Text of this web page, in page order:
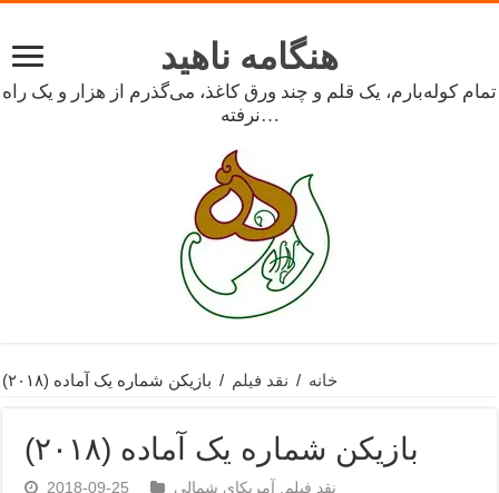
هنگامه ناهید
تمام کوله‌بارم، یک قلم و چند ورق کاغذ، می‌گذرم از هزار و یک راه
نرفته…
خانه / نقد فیلم / بازیکن شماره یک آماده (۲۰۱۸)
بازیکن شماره یک آماده (۲۰۱۸)
2018-09-25 نقد فیلم
آمریکای شمالی